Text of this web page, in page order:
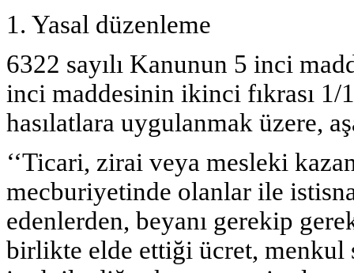
1. Yasal düzenleme
6322 sayılı Kanunun 5 inci
inci maddesinin ikinci fıkrası
hasılatlara uygulanmak üzere,
‘‘Ticari, zirai veya mesleki
mecburiyetinde olanlar ile
edenlerden, beyanı gerekip
birlikte elde ettiği ücret, menkul